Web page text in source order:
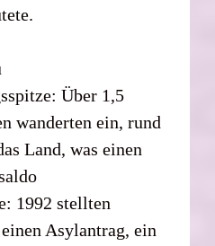
Über 1,5
wanderten ein, rund
Land, was einen
1992 stellten
Asylantrag, ein